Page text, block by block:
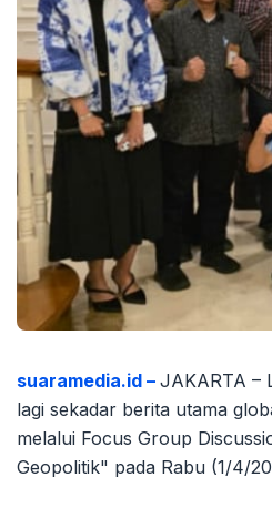
suaramedia.id – JAKARTA –
lagi sekadar berita utama
melalui Focus Group
Geopolitik" pada Rabu (1/4/